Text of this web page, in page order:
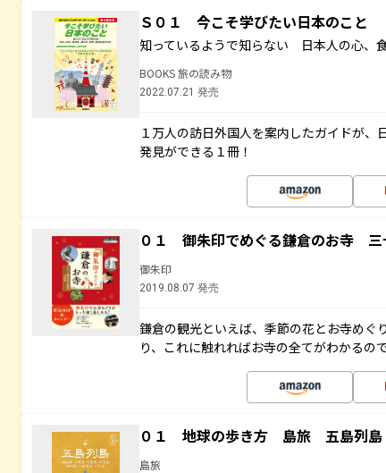
Ｓ０１ 今こそ学びたい日本のこと
知っているようで知らない 日本人の心、
BOOKS 旅の読み物
2022.07.21 発売
１万人の訪日外国人を案内したガイドが
発見ができる１冊！
０１ 御朱印でめぐる鎌倉のお寺
御朱印
2019.08.07 発売
鎌倉の観光といえば、季節の花とお寺めぐ
り、これに触れればお寺の全てがわかるの
０１ 地球の歩き方 島旅 五島列
島旅